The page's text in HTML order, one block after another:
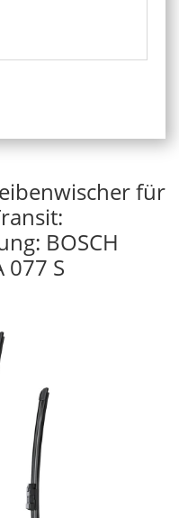
für
BOSCH
077 S